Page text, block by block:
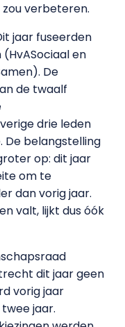
verbeteren.
jaar fuseerden
en
De
de twaalf
drie leden
De belangstelling
op: dit jaar
om te
dan vorig jaar.
valt, lijkt dus óók
dit jaar geen
vorig jaar
jaar.